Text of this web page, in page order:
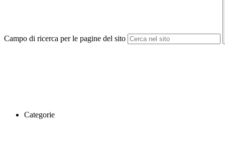
Campo di ricerca per le pagine del sito
Categorie